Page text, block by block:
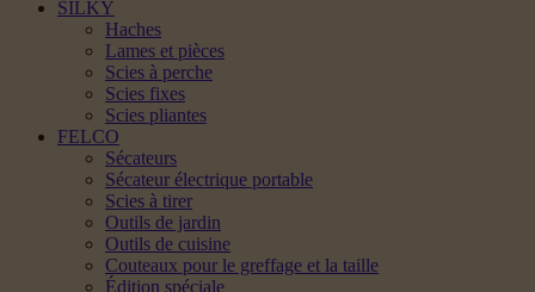
SILKY
Haches
Lames et pièces
Scies à perche
Scies fixes
Scies pliantes
FELCO
Sécateurs
Sécateur électrique portable
Scies à tirer
Outils de jardin
Outils de cuisine
Couteaux pour le greffage et la taille
Édition spéciale